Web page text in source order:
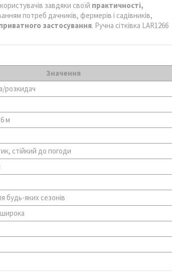
завдяки своїй практичності,
потреб дачників, фермерів і садівників,
застосування. Ручна сітківка LAR1266
Значення
розкидач
м
стійкий до погоди
будь-яких сезонів